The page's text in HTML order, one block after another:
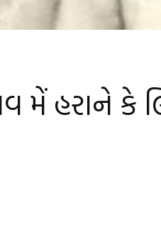
મેં હરાને કે